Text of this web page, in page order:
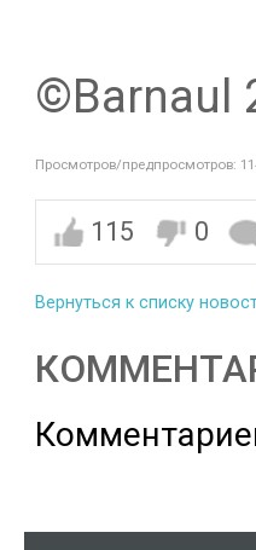
©️Barnaul
Просмотров/предпросмотров:
115 0
Вернуться к списку